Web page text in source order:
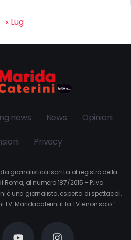
« Lug
news News Opinioni
Privacy
giornalistica iscritta al registro della
al numero 187/2015 – P.Iva
è una giornalista, esperta di spettacoli,
Maridacaterini.it la TV e non solo…’